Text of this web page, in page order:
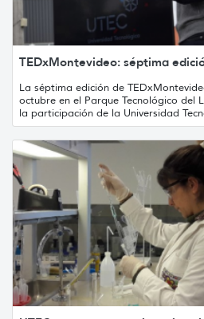
TEDxMontevideo: séptima
La séptima edición de
octubre en el Parque Tecnológico del
la participación de la Universidad